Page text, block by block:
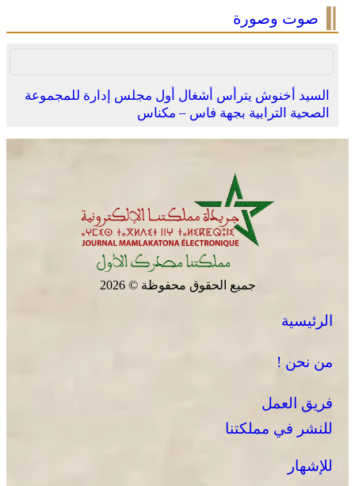
صوت وصورة
السيد أخنوش يترأس أشغال أول مجلس إدارة للمجموعة
الصحية الترابية بجهة فاس – مكناس
جميع الحقوق محفوظة © 2026
الرئيسية
من نحن !
فريق العمل
للنشر في مملكتنا
للإشهار